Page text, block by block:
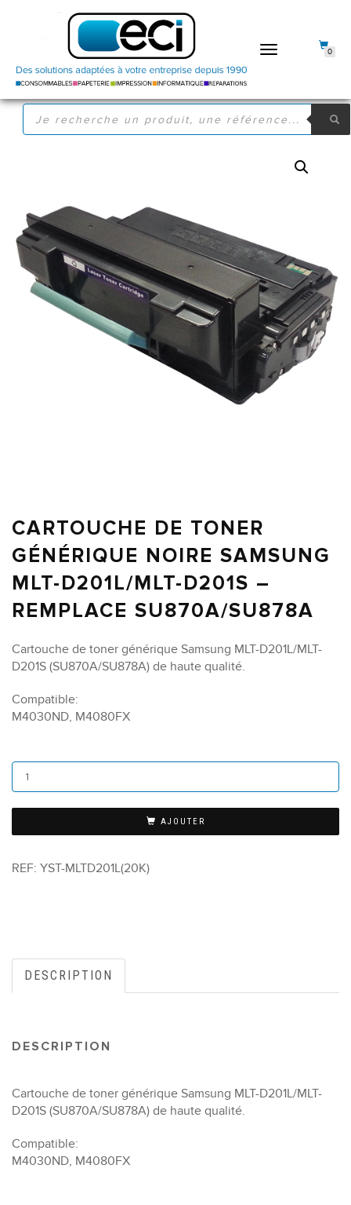
DÉPLIER
RECHERCHE
PRODUITS
0
CARTOUCHE DE TONER
GÉNÉRIQUE NOIRE SAMSUNG
MLT-D201L/MLT-D201S –
REMPLACE SU870A/SU878A
Cartouche de toner générique Samsung MLT-D201L/MLT-
D201S (SU870A/SU878A) de haute qualité.
Compatible:
M4030ND, M4080FX
AJOUTER
REF: YST-MLTD201L(20K)
DESCRIPTION
DESCRIPTION
Cartouche de toner générique Samsung MLT-D201L/MLT-
D201S (SU870A/SU878A) de haute qualité.
Compatible:
M4030ND, M4080FX